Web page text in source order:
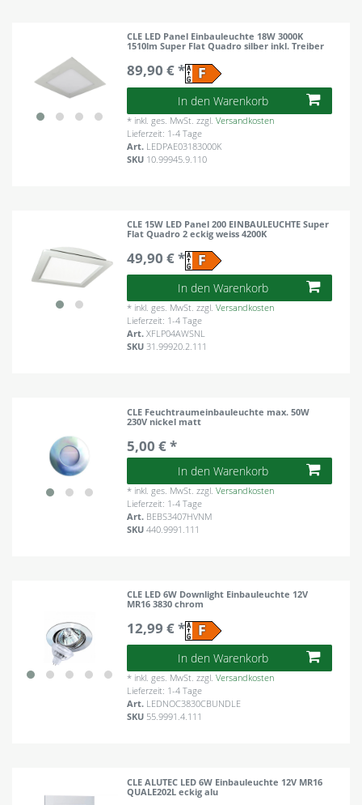
CLE LED Panel Einbauleuchte 18W 3000K
1510lm Super Flat Quadro silber inkl. Treiber
89,90 € *
In den Warenkorb
* inkl. ges. MwSt. zzgl.Versandkosten
Lieferzeit: 1-4 Tage
Art. LEDPAE03183000K
SKU 10.99945.9.110
CLE 15W LED Panel 200 EINBAULEUCHTE Super
Flat Quadro 2 eckig weiss 4200K
49,90 € *
In den Warenkorb
* inkl. ges. MwSt. zzgl.Versandkosten
Lieferzeit: 1-4 Tage
Art.XFLP04AWSNL
SKU31.99920.2.111
CLE Feuchtraumeinbauleuchte max. 50W
230V nickel matt
5,00 € *
In den Warenkorb
* inkl. ges. MwSt. zzgl.Versandkosten
Lieferzeit: 1-4 Tage
Art. BEBS3407HVNM
SKU440.9991.111
CLE LED 6W Downlight Einbauleuchte 12V
MR16 3830 chrom
12,99 € *
In den Warenkorb
* inkl. ges. MwSt. zzgl.Versandkosten
Lieferzeit: 1-4 Tage
Art. LEDNOC3830CBUNDLE
SKU 55.9991.4.111
CLE ALUTEC LED 6W Einbauleuchte 12V MR16
QUALE202L eckig alu